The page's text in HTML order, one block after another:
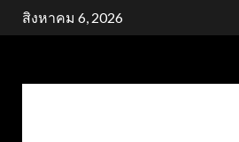
Skipสิงหาคม 6, 2026